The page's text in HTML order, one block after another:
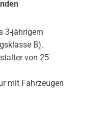
3-jährigem
B),
von 25
mit Fahrzeugen